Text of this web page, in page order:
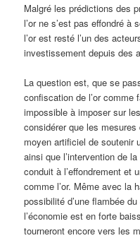
Malgré les prédictions des
l’or ne s’est pas effondré à
l’or est resté l’un des
investissement depuis des
La question est, que se
confiscation de l’or comme
impossible à imposer sur
considérer que les
moyen artificiel de soutenir
ainsi que l’intervention de
conduit à l’effondrement et
comme l’or. Même avec la
possibilité d’une flambée du
l’économie est en forte
tourneront encore vers les